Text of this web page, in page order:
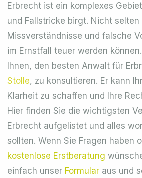
Erbrecht ist ein komplexes
und Fallstricke birgt. Nicht selten
Missverständnisse und falsche
im Ernstfall teuer werden
Ihnen, den besten Anwalt für
Stolle, zu konsultieren. Er kann
Klarheit zu schaffen und Ihre
Hier finden Sie die wichtigsten
Erbrecht aufgelistet und alles
sollten. Wenn Sie Fragen haben
kostenlose Erstberatung
einfach unser Formular aus und